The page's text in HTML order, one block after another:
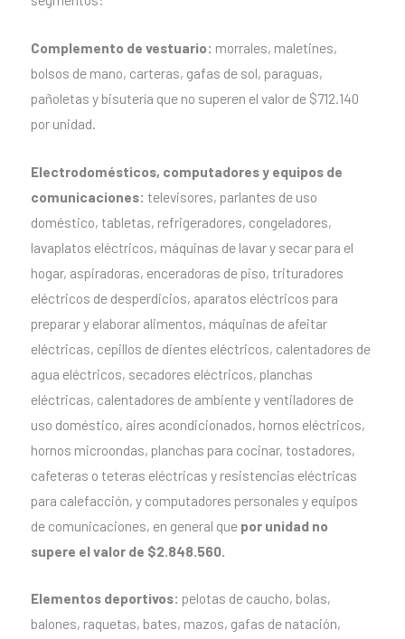
Complemento de vestuario: morrales, maletines,
bolsos de mano, carteras, gafas de sol, paraguas,
pañoletas y bisutería que no superen el valor de $712.140
por unidad.
Electrodomésticos, computadores y equipos de
comunicaciones: televisores, parlantes de uso
doméstico, tabletas, refrigeradores, congeladores,
lavaplatos eléctricos, máquinas de lavar y secar para el
hogar, aspiradoras, enceradoras de piso, trituradores
eléctricos de desperdicios, aparatos eléctricos para
preparar y elaborar alimentos, máquinas de afeitar
eléctricas, cepillos de dientes eléctricos, calentadores de
agua eléctricos, secadores eléctricos, planchas
eléctricas, calentadores de ambiente y ventiladores de
uso doméstico, aires acondicionados, hornos eléctricos,
hornos microondas, planchas para cocinar, tostadores,
cafeteras o teteras eléctricas y resistencias eléctricas
para calefacción, y computadores personales y equipos
de comunicaciones, en general que por unidad no
supere el valor de $2.848.560.
Elementos deportivos: pelotas de caucho, bolas,
balones, raquetas, bates, mazos, gafas de natación,